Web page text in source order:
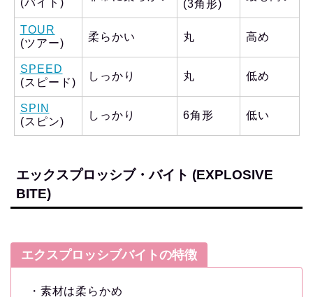
(3角形)
TOUR
(ツアー)
柔らかい 丸 高め
SPEED
(スピード)
しっかり 丸 低め
SPIN
(スピン)
しっかり 6角形 低い
エックスプロッシブ・バイト (EXPLOSIVE
BITE)
エクスプロッシブバイトの特徴
・素材は柔らかめ